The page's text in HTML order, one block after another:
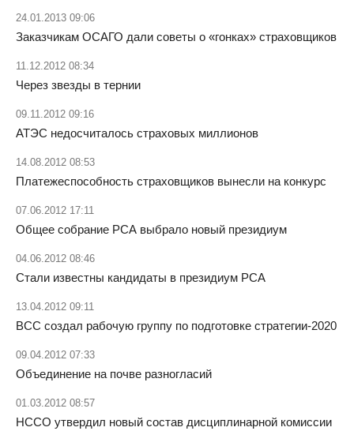
24.01.2013 09:06
Заказчикам ОСАГО дали советы о «гонках» страховщиков
11.12.2012 08:34
Через звезды в тернии
09.11.2012 09:16
АТЭС недосчиталось страховых миллионов
14.08.2012 08:53
Платежеспособность страховщиков вынесли на конкурс
07.06.2012 17:11
Общее собрание РСА выбрало новый президиум
04.06.2012 08:46
Стали известны кандидаты в президиум РСА
13.04.2012 09:11
ВСС создал рабочую группу по подготовке стратегии-2020
09.04.2012 07:33
Объединение на почве разногласий
01.03.2012 08:57
НССО утвердил новый состав дисциплинарной комиссии